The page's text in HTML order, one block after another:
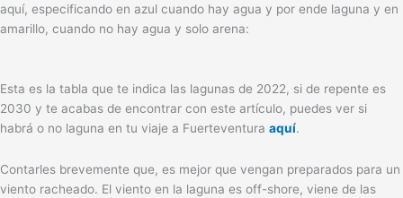
aquí, especificando en azul cuando hay agua y por ende laguna y en
amarillo, cuando no hay agua y solo arena:
Esta es la tabla que te indica las lagunas de 2022, si de repente es
2030 y te acabas de encontrar con este artículo, puedes ver si
habrá o no laguna en tu viaje a Fuerteventura aquí.
Contarles brevemente que, es mejor que vengan preparados para un
viento racheado. El viento en la laguna es off-shore, viene de las